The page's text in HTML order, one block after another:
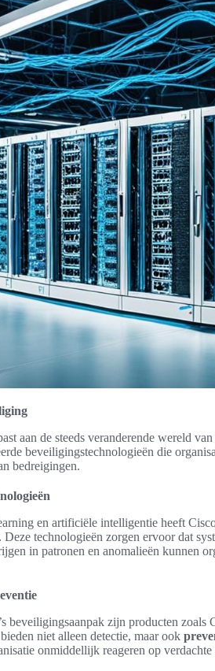
aan de steeds veranderende wereld van
beveiligingstechnologieën die
bedreigingen.
en artificiële intelligentie heeft
Deze technologieën zorgen ervoor dat
in patronen en anomalieën kunnen
beveiligingsaanpak zijn producten zoals
niet alleen detectie, maar ook
onmiddellijk reageren op